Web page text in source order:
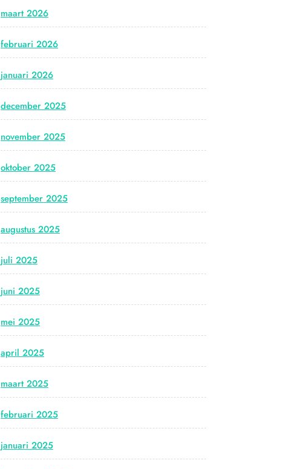
maart 2026
februari 2026
januari 2026
december 2025
november 2025
oktober 2025
september 2025
augustus 2025
juli 2025
juni 2025
mei 2025
april 2025
maart 2025
februari 2025
januari 2025